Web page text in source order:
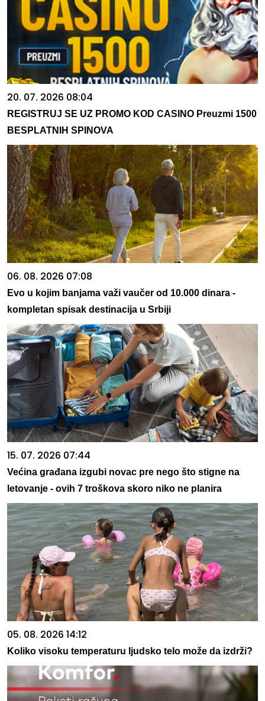
20. 07. 2026 08:04
REGISTRUJ SE UZ PROMO KOD CASINO Preuzmi 1500
BESPLATNIH SPINOVA
06. 08. 2026 07:08
Evo u kojim banjama važi vaučer od 10.000 dinara -
kompletan spisak destinacija u Srbiji
15. 07. 2026 07:44
Većina građana izgubi novac pre nego što stigne na
letovanje - ovih 7 troškova skoro niko ne planira
05. 08. 2026 14:12
Koliko visoku temperaturu ljudsko telo može da izdrži?